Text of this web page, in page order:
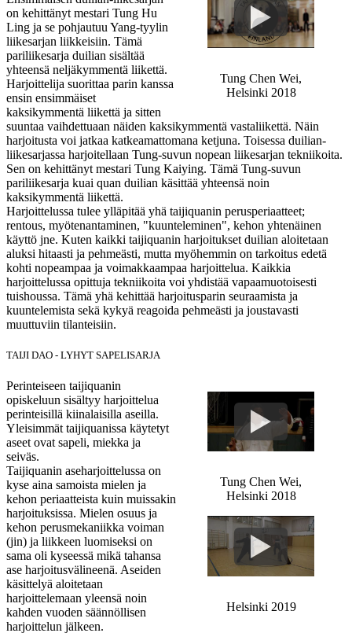
Tung Chen Wei,
Helsinki 2018
on kehittänyt mestari Tung Hu
Ling ja se pohjautuu Yang-tyylin
liikesarjan liikkeisiin. Tämä
pariliikesarja duilian sisältää
yhteensä neljäkymmentä liikettä.
Harjoittelija suorittaa parin kanssa
ensin ensimmäiset
kaksikymmentä liikettä ja sitten
suuntaa vaihdettuaan näiden kaksikymmentä vastaliikettä. Näin
harjoitusta voi jatkaa katkeamattomana ketjuna. Toisessa duilian-
liikesarjassa harjoitellaan Tung-suvun nopean liikesarjan tekniikoita.
Sen on kehittänyt mestari Tung Kaiying. Tämä Tung-suvun
pariliikesarja kuai quan duilian käsittää yhteensä noin
kaksikymmentä liikettä.
Harjoittelussa tulee ylläpitää yhä taijiquanin perusperiaatteet;
rentous, myötenantaminen, "kuunteleminen", kehon yhtenäinen
käyttö jne. Kuten kaikki taijiquanin harjoitukset duilian aloitetaan
aluksi hitaasti ja pehmeästi, mutta myöhemmin on tarkoitus edetä
kohti nopeampaa ja voimakkaampaa harjoittelua. Kaikkia
harjoittelussa opittuja tekniikoita voi yhdistää vapaamuotoisesti
tuishoussa. Tämä yhä kehittää harjoitusparin seuraamista ja
kuuntelemista sekä kykyä reagoida pehmeästi ja joustavasti
muuttuviin tilanteisiin.
TAIJI DAO - LYHYT SAPELISARJA
Tung Chen Wei,
Helsinki 2018
Helsinki 2019
Perinteiseen taijiquanin
opiskeluun sisältyy harjoittelua
perinteisillä kiinalaisilla aseilla.
Yleisimmät taijiquanissa käytetyt
aseet ovat sapeli, miekka ja
seiväs.
Taijiquanin aseharjoittelussa on
kyse aina samoista mielen ja
kehon periaatteista kuin muissakin
harjoituksissa. Mielen osuus ja
kehon perusmekaniikka voiman
(jin) ja liikkeen luomiseksi on
sama oli kyseessä mikä tahansa
ase harjoitusvälineenä. Aseiden
käsittelyä aloitetaan
harjoittelemaan yleensä noin
kahden vuoden säännöllisen
harjoittelun jälkeen.